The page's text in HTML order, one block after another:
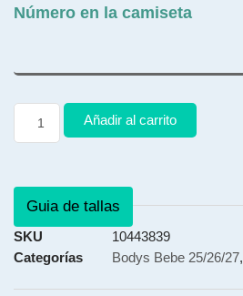
Número en la camiseta
Añadir al carrito
Guia de tallas
SKU
10443839
Categorías
Bodys Bebe 25/26/27,